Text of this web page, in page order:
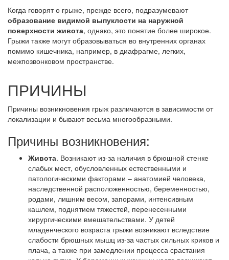
Когда говорят о грыже, прежде всего, подразумевают
образование видимой выпуклости на наружной
поверхности живота, однако, это понятие более широкое.
Грыжи также могут образовываться во внутренних органах
помимо кишечника, например, в диафрагме, легких,
межпозвонковом пространстве.
ПРИЧИНЫ
Причины возникновения грыж различаются в зависимости от
локализации и бывают весьма многообразными.
Причины возникновения:
Живота. Возникают из-за наличия в брюшной стенке
слабых мест, обусловленных естественными и
патологическими факторами – анатомией человека,
наследственной расположенностью, беременностью,
родами, лишним весом, запорами, интенсивным
кашлем, поднятием тяжестей, перенесенными
хирургическими вмешательствами. У детей
младенческого возраста грыжи возникают вследствие
слабости брюшных мышц из-за частых сильных криков и
плача, а также при замедлении процесса срастания